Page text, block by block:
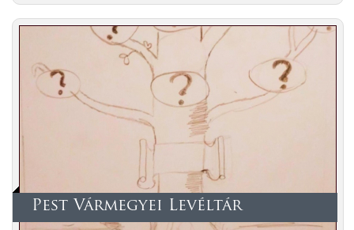
Pest Vármegyei Levéltár